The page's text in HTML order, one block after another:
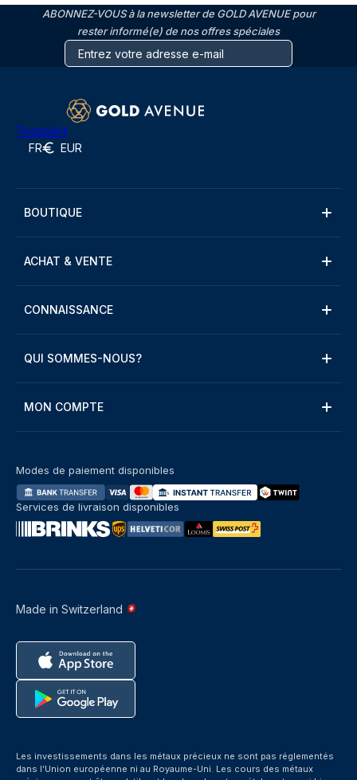
ABONNEZ-VOUS à la newsletter de GOLD AVENUE pour
rester informé(e) de nos offres spéciales
Trustpilot
FR EUR
BOUTIQUE
ACHAT & VENTE
CONNAISSANCE
QUI SOMMES-NOUS?
MON COMPTE
Made in Switzerland
Modes de paiement disponibles
Services de livraison disponibles
Les investissements dans les métaux précieux ne sont pas réglementés
dans l’Union européenne ni au Royaume-Uni. Les cours des métaux